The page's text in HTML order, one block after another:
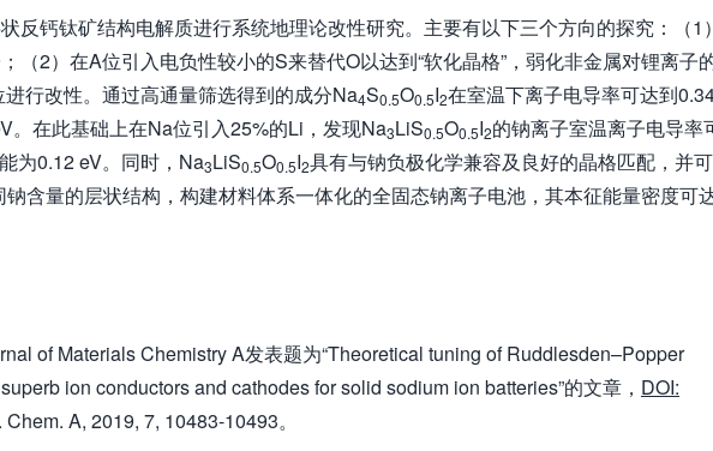
反钙钛矿结构电解质进行系统地理论改性研究。主要有以下三个方向的探究：（1
（2）在A位引入电负性较小的S来替代O以达到“软化晶格”，弱化非金属对锂离子
行改性。通过高通量筛选得到的成分Na4S0.5O0.5I2在室温下离子电导率可达到
。在此基础上在Na位引入25%的Li，发现Na3LiS0.5O0.5I2的钠离子室温离子电导率
为0.12 eV。同时，Na3LiS0.5O0.5I2具有与钠负极化学兼容及良好的晶格匹配，并
含量的层状结构，构建材料体系一体化的全固态钠离子电池，其本征能量密度可
of Materials Chemistry A发表题为“Theoretical tuning of Ruddlesden–Popper
ion conductors and cathodes for solid sodium ion batteries”的文章， DOI:
Chem. A, 2019, 7, 10483-10493。